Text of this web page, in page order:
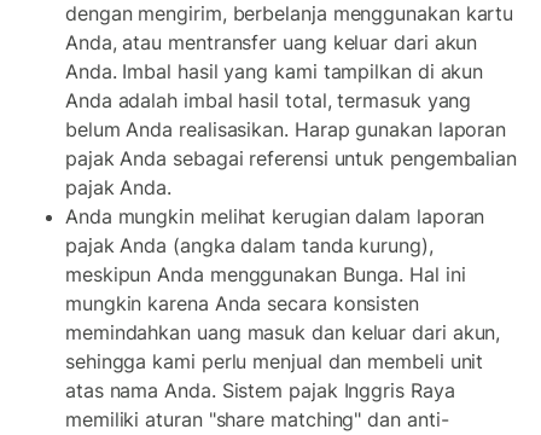
dengan mengirim, berbelanja menggunakan kartu
Anda, atau mentransfer uang keluar dari akun
Anda. Imbal hasil yang kami tampilkan di akun
Anda adalah imbal hasil total, termasuk yang
belum Anda realisasikan. Harap gunakan laporan
pajak Anda sebagai referensi untuk pengembalian
pajak Anda.
Anda mungkin melihat kerugian dalam laporan
pajak Anda (angka dalam tanda kurung),
meskipun Anda menggunakan Bunga. Hal ini
mungkin karena Anda secara konsisten
memindahkan uang masuk dan keluar dari akun,
sehingga kami perlu menjual dan membeli unit
atas nama Anda. Sistem pajak Inggris Raya
memiliki aturan "share matching" dan anti-